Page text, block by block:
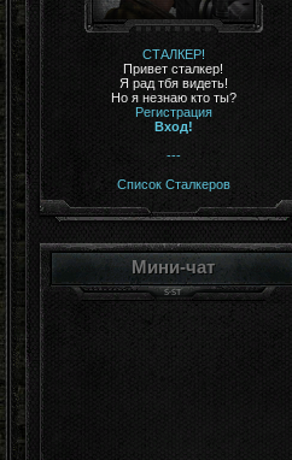
СТАЛКЕР!
Привет сталкер!
Я рад тбя видеть!
Но я незнаю кто ты?
Регистрация
Вход!
---
Список Сталкеров
Мини-чат